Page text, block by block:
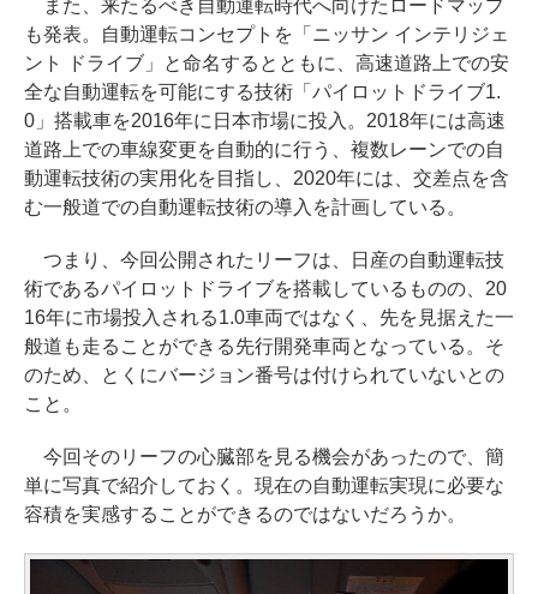
また、来たるべき自動運転時代へ向けたロードマップ
も発表。自動運転コンセプトを「ニッサン インテリジェ
ント ドライブ」と命名するとともに、高速道路上での安
全な自動運転を可能にする技術「パイロットドライブ1.
0」搭載車を2016年に日本市場に投入。2018年には高速
道路上での車線変更を自動的に行う、複数レーンでの自
動運転技術の実用化を目指し、2020年には、交差点を含
む一般道での自動運転技術の導入を計画している。
つまり、今回公開されたリーフは、日産の自動運転技
術であるパイロットドライブを搭載しているものの、20
16年に市場投入される1.0車両ではなく、先を見据えた一
般道も走ることができる先行開発車両となっている。そ
のため、とくにバージョン番号は付けられていないとの
こと。
今回そのリーフの心臓部を見る機会があったので、簡
単に写真で紹介しておく。現在の自動運転実現に必要な
容積を実感することができるのではないだろうか。